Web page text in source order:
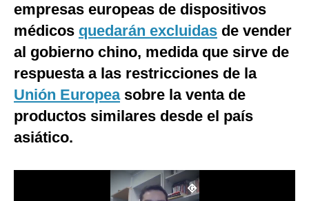
Internacional
Club del Suscriptor
Mix
G de Gestión
empresas europeas de dispositivos
médicos quedarán excluidas de vender
al gobierno chino, medida que sirve de
respuesta a las restricciones de la
Unión Europeasobre la venta de
productos similares desde el país
asiático.